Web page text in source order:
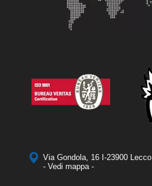
Via Gondola, 16 I-23900 Lecco
- Vedi mappa -